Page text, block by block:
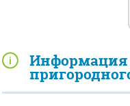
Информация